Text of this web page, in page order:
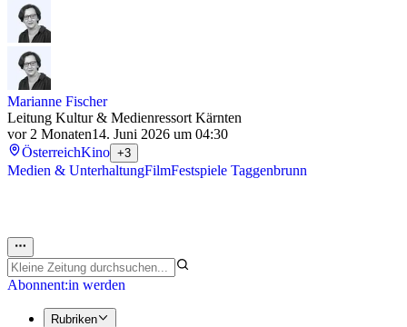
Marianne Fischer
Leitung Kultur & Medienressort Kärnten
vor 2 Monaten14. Juni 2026 um 04:30
ÖsterreichKino +3
Medien & UnterhaltungFilmFestspiele Taggenbrunn
Abonnent:in werden
Rubriken